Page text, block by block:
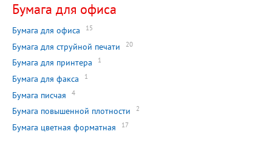
Бумага для офиса
Бумага для офиса 15
Бумага для струйной печати 20
Бумага для принтера 1
Бумага для факса 1
Бумага писчая 4
Бумага повышенной плотности 2
Бумага цветная форматная 17